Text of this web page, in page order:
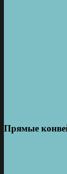
Прямые